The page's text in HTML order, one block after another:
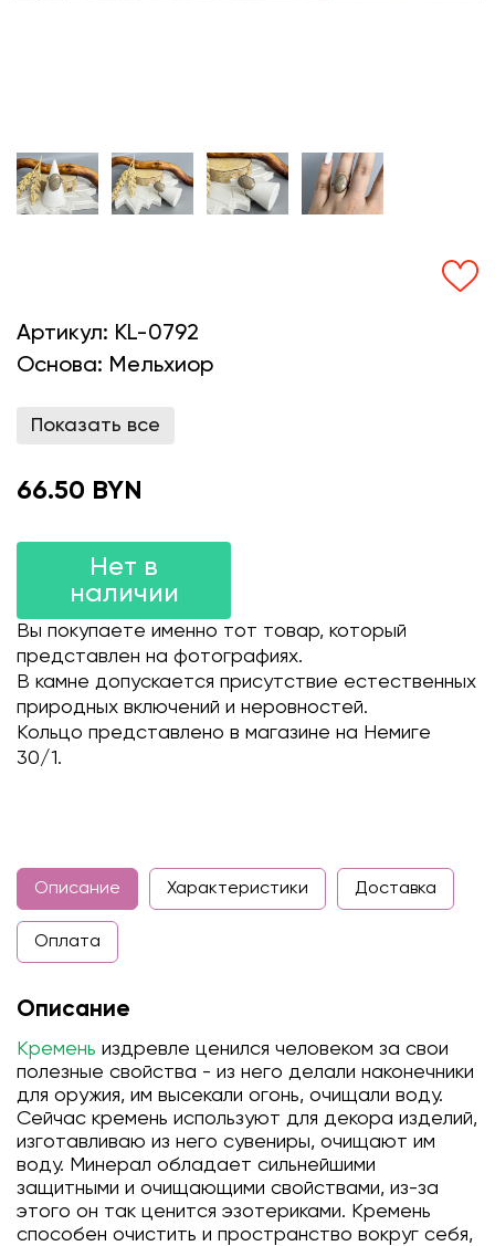
Артикул: KL-0792
Основа: Мельхиор
Показать все
66.50 BYN
Нет в
наличии
Вы покупаете именно тот товар, который
представлен на фотографиях.
В камне допускается присутствие естественных
природных включений и неровностей.
Кольцо представлено в магазине на Немиге
30/1.
Описание Характеристики Доставка
Оплата
Описание
Кремень издревле ценился человеком за свои
полезные свойства - из него делали наконечники
для оружия, им высекали огонь, очищали воду.
Сейчас кремень используют для декора изделий,
изготавливаю из него сувениры, очищают им
воду. Минерал обладает сильнейшими
защитными и очищающими свойствами, из-за
этого он так ценится эзотериками. Кремень
способен очистить и пространство вокруг себя,